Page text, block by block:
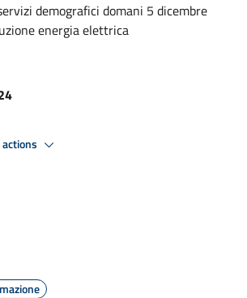
demografici domani 5 dicembre
energia elettrica
actions